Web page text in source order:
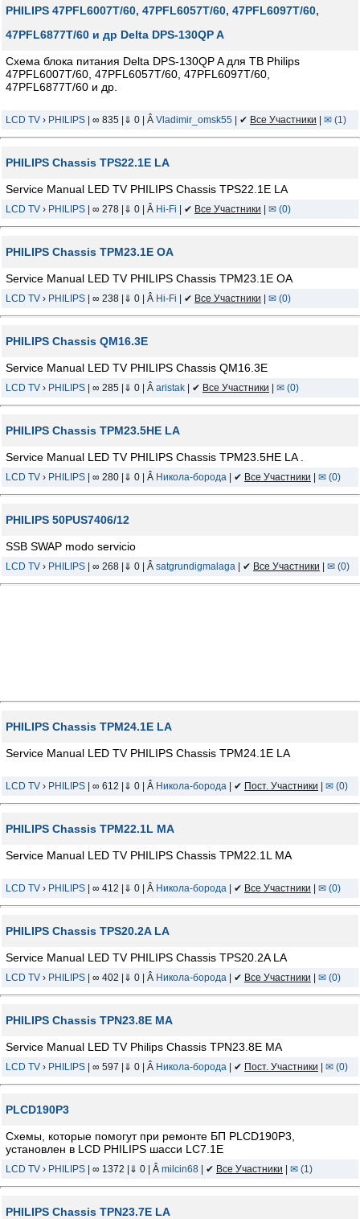
PHILIPS 47PFL6007T/60, 47PFL6057T/60, 47PFL6097T/60,
47PFL6877T/60 и др Delta DPS-130QP A
Схема блока питания Delta DPS-130QP A для ТВ Philips
47PFL6007T/60, 47PFL6057T/60, 47PFL6097T/60,
47PFL6877T/60 и др.
LCD TV › PHILIPS | ∞ 835 |⇓ 0 | Â Vladimir_omsk55 | ✔ Все Участники ✉ (1)
PHILIPS Chassis TPS22.1E LA
Service Manual LED TV PHILIPS Chassis TPS22.1E LA
LCD TV › PHILIPS | ∞ 278 |⇓ 0 | Â Hi-Fi | ✔ Все Участники ✉ (0)
PHILIPS Chassis TPM23.1E OA
Service Manual LED TV PHILIPS Chassis TPM23.1E OA
LCD TV › PHILIPS | ∞ 238 |⇓ 0 | Â Hi-Fi | ✔ Все Участники ✉ (0)
PHILIPS Chassis QM16.3E
Service Manual LED TV PHILIPS Chassis QM16.3E
LCD TV › PHILIPS | ∞ 285 |⇓ 0 | Â aristak | ✔ Все Участники ✉ (0)
PHILIPS Chassis TPM23.5HE LA
Service Manual LED TV PHILIPS Chassis TPM23.5HE LA .
LCD TV › PHILIPS | ∞ 280 |⇓ 0 | Â Никола-борода | ✔ Все Участники ✉ (0)
PHILIPS 50PUS7406/12
SSB SWAP modo servicio
LCD TV › PHILIPS | ∞ 268 |⇓ 0 | Â satgrundigmalaga | ✔ Все Участники ✉ (0)
PHILIPS Chassis TPM24.1E LA
Service Manual LED TV PHILIPS Chassis TPM24.1E LA
LCD TV › PHILIPS | ∞ 612 |⇓ 0 | Â Никола-борода | ✔ Пост. Участники ✉ (0)
PHILIPS Chassis TPM22.1L MA
Service Manual LED TV PHILIPS Chassis TPM22.1L MA
LCD TV › PHILIPS | ∞ 412 |⇓ 0 | Â Никола-борода | ✔ Все Участники ✉ (0)
PHILIPS Chassis TPS20.2A LA
Service Manual LED TV PHILIPS Chassis TPS20.2A LA
LCD TV › PHILIPS | ∞ 402 |⇓ 0 | Â Никола-борода | ✔ Все Участники ✉ (0)
PHILIPS Chassis TPN23.8E MA
Service Manual LED TV Philips Chassis TPN23.8E MA
LCD TV › PHILIPS | ∞ 597 |⇓ 0 | Â Никола-борода | ✔ Пост. Участники ✉ (0)
PLCD190P3
Схемы, которые помогут при ремонте БП PLCD190P3,
установлен в LCD PHILIPS шасси LC7.1E
LCD TV › PHILIPS | ∞ 1372 |⇓ 0 | Â milcin68 | ✔ Все Участники ✉ (1)
PHILIPS Chassis TPN23.7E LA